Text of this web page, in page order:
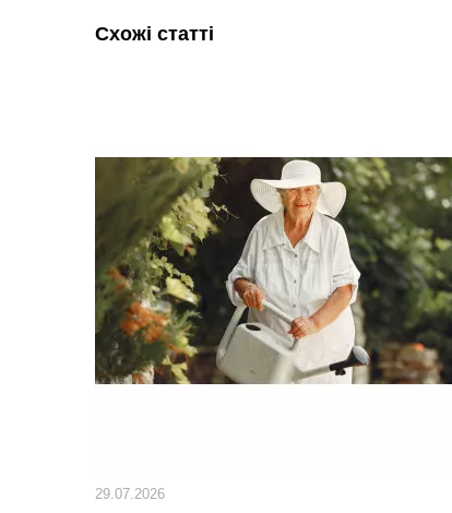
Схожі статті
29.07.2026